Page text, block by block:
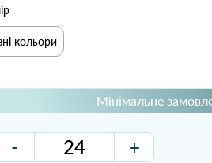
кольори
Мінімальне
- +